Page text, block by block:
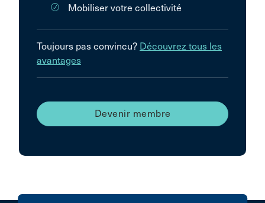
Mobiliser votre collectivité
Toujours pas convincu? Découvrez tous les
avantages
Devenir membre